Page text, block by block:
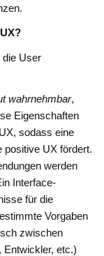
die User
wahrnehmbar,
Eigenschaften
sodass eine
positive UX fördert.
werden
Interface-
für die
Vorgaben
zwischen
Entwickler, etc.)